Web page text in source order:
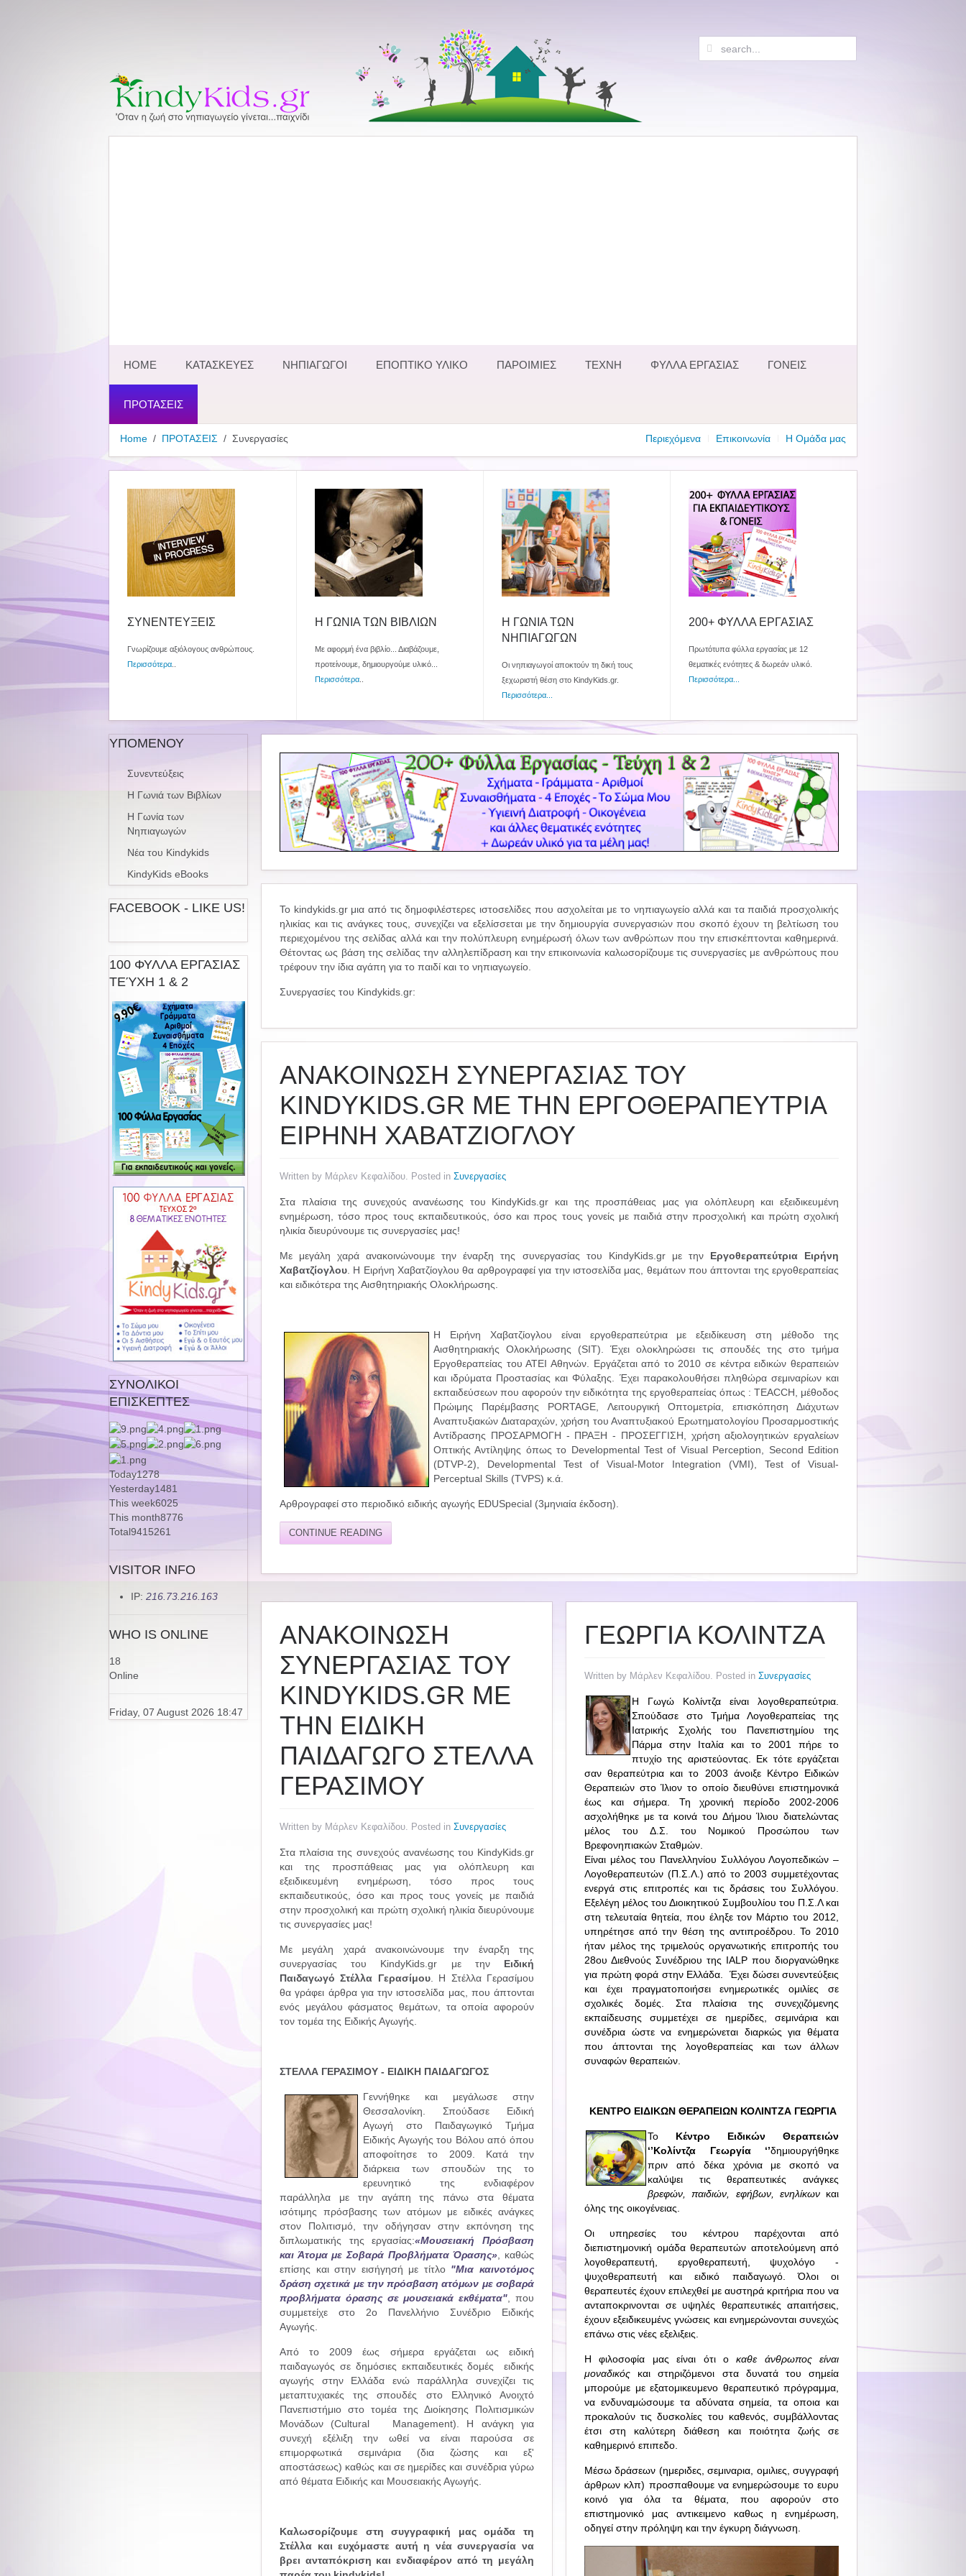
HOME ΚΑΤΑΣΚΕΥΕΣ ΝΗΠΙΑΓΩΓΟΙ ΕΠΟΠΤΙΚΟ ΥΛΙΚΟ ΠΑΡΟΙΜΙΕΣ ΤΕΧΝΗ ΦΥΛΛΑ ΕΡΓΑΣΙΑΣ ΓΟΝΕΙΣ
ΠΡΟΤΑΣΕΙΣ
Home ΠΡΟΤΑΣΕΙΣ Συνεργασίες Περιεχόμενα Επικοινωνία Η Ομάδα μας
ΣΥΝΕΝΤΕΥΞΕΙΣ
Γνωρίζουμε αξιόλογους ανθρώπους.
Περισσότερα
Η ΓΩΝΙΑ ΤΩΝ ΒΙΒΛΙΩΝ
Με αφορμή ένα βιβλίο... Διαβάζουμε,
προτείνουμε, δημιουργούμε υλικό...
Περισσότερα
Η ΓΩΝΙΑ ΤΩΝ
ΝΗΠΙΑΓΩΓΩΝ
Οι νηπιαγωγοί αποκτούν τη δική τους
ξεχωριστή θέση στο KindyKids.gr.
Περισσότερα...
200+ ΦΥΛΛΑ ΕΡΓΑΣΙΑΣ
Πρωτότυπα φύλλα εργασίας με 12
θεματικές ενότητες & δωρεάν υλικό.
Περισσότερα...
Το kindykids.gr μια από τις δημοφιλέστερες ιστοσελίδες που ασχολείται με το νηπιαγωγείο αλλά και τα παιδιά προσχολικής
ηλικίας και τις ανάγκες τους, συνεχίζει να εξελίσσεται με την δημιουργία συνεργασιών που σκοπό έχουν τη βελτίωση του
περιεχομένου της σελίδας αλλά και την πολύπλευρη ενημέρωσή όλων των ανθρώπων που την επισκέπτονται καθημερινά.
Θέτοντας ως βάση της σελίδας την αλληλεπίδραση και την επικοινωνία καλωσορίζουμε τις συνεργασίες με ανθρώπους που
τρέφουν την ίδια αγάπη για το παιδί και το νηπιαγωγείο.
Συνεργασίες του Kindykids.gr:
ΑΝΑΚΟΙΝΩΣΗ ΣΥΝΕΡΓΑΣΙΑΣ ΤΟΥ
KINDYKIDS.GR ΜΕ ΤΗΝ ΕΡΓΟΘΕΡΑΠΕΥΤΡΙΑ
ΕΙΡΗΝΗ ΧΑΒΑΤΖΙΟΓΛΟΥ
Written by Μάρλεν Κεφαλίδου. Posted in Συνεργασίες
Στα πλαίσια της συνεχούς ανανέωσης του KindyKids.gr και της προσπάθειας μας για ολόπλευρη και εξειδικευμένη
ενημέρωση, τόσο προς τους εκπαιδευτικούς, όσο και προς τους γονείς με παιδιά στην προσχολική και πρώτη σχολική
ηλικία διευρύνουμε τις συνεργασίες μας!
Με μεγάλη χαρά ανακοινώνουμε την έναρξη της συνεργασίας του KindyKids.gr με την Εργοθεραπεύτρια Ειρήνη
Χαβατζίογλου . Η Ειρήνη Χαβατζίογλου θα αρθρογραφεί για την ιστοσελίδα μας, θεμάτων που άπτονται της εργοθεραπείας
και ειδικότερα της Αισθητηριακής Ολοκλήρωσης.
Η Ειρήνη Χαβατζίογλου είναι εργοθεραπεύτρια με εξειδίκευση στη μέθοδο της
Αισθητηριακής Ολοκλήρωσης (SIT). Έχει ολοκληρώσει τις σπουδές της στο τμήμα
Εργοθεραπείας του ΑΤΕΙ Αθηνών. Εργάζεται από το 2010 σε κέντρα ειδικών θεραπειών
και ιδρύματα Προστασίας και Φύλαξης. Έχει παρακολουθήσει πληθώρα σεμιναρίων και
εκπαιδεύσεων που αφορούν την ειδικότητα της εργοθεραπείας όπως : TEACCH, μέθοδος
Πρώιμης Παρέμβασης PORTAGE, Λειτουργική Οπτομετρία, επισκόπηση Διάχυτων
Αναπτυξιακών Διαταραχών, χρήση του Αναπτυξιακού Ερωτηματολογίου Προσαρμοστικής
Αντίδρασης ΠΡΟΣΑΡΜΟΓΗ - ΠΡΑΞΗ - ΠΡΟΣΕΓΓΙΣΗ, χρήση αξιολογητικών εργαλείων
Οπτικής Αντίληψης όπως το Developmental Test of Visual Perception, Second Edition
(DTVP-2), Developmental Test of Visual-Motor Integration (VMI), Test of Visual-
Perceptual Skills (TVPS) κ.ά.
Αρθρογραφεί στο περιοδικό ειδικής αγωγής EDUSpecial (3μηνιαία έκδοση).
CONTINUE READING
ΑΝΑΚΟΙΝΩΣΗ
ΣΥΝΕΡΓΑΣΙΑΣ TOY
KINDYKIDS.GR ΜΕ
ΤΗΝ ΕΙΔΙΚΗ
ΠΑΙΔΑΓΩΓΟ ΣΤΕΛΛΑ
ΓΕΡΑΣΙΜΟΥ
Written by Μάρλεν Κεφαλίδου. Posted in Συνεργασίες
Στα πλαίσια της συνεχούς ανανέωσης του KindyKids.gr
και της προσπάθειας μας για ολόπλευρη και
εξειδικευμένη ενημέρωση, τόσο προς τους
εκπαιδευτικούς, όσο και προς τους γονείς με παιδιά
στην προσχολική και πρώτη σχολική ηλικία διευρύνουμε
τις συνεργασίες μας!
Με μεγάλη χαρά ανακοινώνουμε την έναρξη της
συνεργασίας του KindyKids.gr με την Ειδική
Παιδαγωγό Στέλλα Γερασίμου. Η Στέλλα Γερασίμου
θα γράφει άρθρα για την ιστοσελίδα μας, που άπτονται
ενός μεγάλου φάσματος θεμάτων, τα οποία αφορούν
τον τομέα της Ειδικής Αγωγής.
ΣΤΕΛΛΑ ΓΕΡΑΣΙΜΟΥ - ΕΙΔΙΚΗ ΠΑΙΔΑΓΩΓΟΣ
Γεννήθηκε και μεγάλωσε στην
Θεσσαλονίκη. Σπούδασε Ειδική
Αγωγή στο Παιδαγωγικό Τμήμα
Ειδικής Αγωγής του Βόλου από όπου
αποφοίτησε το 2009. Κατά την
διάρκεια των σπουδών της το
ερευνητικό της ενδιαφέρον
παράλληλα με την αγάπη της πάνω στα θέματα
ισότιμης πρόσβασης των ατόμων με ειδικές ανάγκες
στον Πολιτισμό, την οδήγησαν στην εκπόνηση της
διπλωματικής της εργασίας:«Μουσειακή Πρόσβαση
και Άτομα με Σοβαρά Προβλήματα Όρασης» , καθώς
επίσης και στην εισήγησή με τίτλο "Μια καινοτόμος
δράση σχετικά με την πρόσβαση ατόμων με σοβαρά
προβλήματα όρασης σε μουσειακά εκθέματα" , που
συμμετείχε στο 2ο Πανελλήνιο Συνέδριο Ειδικής
Αγωγής.
Από το 2009 έως σήμερα εργάζεται ως ειδική
παιδαγωγός σε δημόσιες εκπαιδευτικές δομές ειδικής
αγωγής στην Ελλάδα ενώ παράλληλα συνεχίζει τις
μεταπτυχιακές της σπουδές στο Ελληνικό Ανοιχτό
Πανεπιστήμιο στο τομέα της Διοίκησης Πολιτισμικών
Μονάδων (Cultural Management). Η ανάγκη για
συνεχή εξέλιξη την ωθεί να είναι παρούσα σε
επιμορφωτικά σεμινάρια (δια ζώσης και εξ'
αποστάσεως) καθώς και σε ημερίδες και συνέδρια γύρω
από θέματα Ειδικής και Μουσειακής Αγωγής.
Καλωσορίζουμε στη συγγραφική μας ομάδα τη
Στέλλα και ευχόμαστε αυτή η νέα συνεργασία να
βρει ανταπόκριση και ενδιαφέρον από τη μεγάλη
ΓΕΩΡΓΙΑ ΚΟΛΙΝΤΖΑ
Written by Μάρλεν Κεφαλίδου. Posted in Συνεργασίες
Η Γωγώ Κολίντζα είναι λογοθεραπεύτρια.
Σπούδασε στο Τμήμα Λογοθεραπείας της
Ιατρικής Σχολής του Πανεπιστημίου της
Πάρμα στην Ιταλία και το 2001 πήρε το
πτυχίο της αριστεύοντας. Εκ τότε εργάζεται
σαν θεραπεύτρια και το 2003 άνοιξε Κέντρο Ειδικών
Θεραπειών στο Ίλιον το οποίο διευθύνει επιστημονικά
έως και σήμερα. Τη χρονική περίοδο 2002-2006
ασχολήθηκε με τα κοινά του Δήμου Ίλιου διατελώντας
μέλος του Δ.Σ. του Νομικού Προσώπου των
Βρεφονηπιακών Σταθμών.
Είναι μέλος του Πανελληνίου Συλλόγου Λογοπεδικών –
Λογοθεραπευτών (Π.Σ.Λ.) από το 2003 συμμετέχοντας
ενεργά στις επιτροπές και τις δράσεις του Συλλόγου.
Εξελέγη μέλος του Διοικητικού Συμβουλίου του Π.Σ.Λ και
στη τελευταία θητεία, που έληξε τον Μάρτιο του 2012,
υπηρέτησε από την θέση της αντιπροέδρου. Το 2010
ήταν μέλος της τριμελούς οργανωτικής επιτροπής του
28ου Διεθνούς Συνέδριου της IALP που διοργανώθηκε
για πρώτη φορά στην Ελλάδα. Έχει δώσει συνεντεύξεις
και έχει πραγματοποιήσει ενημερωτικές ομιλίες σε
σχολικές δομές. Στα πλαίσια της συνεχιζόμενης
εκπαίδευσης συμμετέχει σε ημερίδες, σεμινάρια και
συνέδρια ώστε να ενημερώνεται διαρκώς για θέματα
που άπτονται της λογοθεραπείας και των άλλων
συναφών θεραπειών.
ΚΕΝΤΡΟ ΕΙΔΙΚΩΝ ΘΕΡΑΠΕΙΩΝ ΚΟΛΙΝΤΖΑ ΓΕΩΡΓΙΑ
Το Κέντρο Ειδικών Θεραπειών
‘’Κολίντζα Γεωργία ‘’δημιουργήθηκε
πριν από δέκα χρόνια με σκοπό να
καλύψει τις θεραπευτικές ανάγκες
βρεφών, παιδιών, εφήβων, ενηλίκωνκαι
όλης της οικογένειας.
Οι υπηρεσίες του κέντρου παρέχονται από
διεπιστημονική ομάδα θεραπευτών αποτελούμενη από
λογοθεραπευτή, εργοθεραπευτή, ψυχολόγο -
ψυχοθεραπευτή και ειδικό παιδαγωγό. Όλοι οι
θεραπευτές έχουν επιλεχθεί με αυστηρά κριτήρια που να
ανταποκρινονται σε υψηλές θεραπευτικές απαιτήσεις,
έχουν εξειδικευμένς γνώσεις και ενημερώνονται συνεχώς
επάνω στις νέες εξελιξεις.
Η φιλοσοφία μας είναι ότι οκαθε άνθρωπος είναι
μοναδικός και στηριζόμενοι στα δυνατά του σημεία
μπορούμε με εξατομικευμενο θεραπευτικό πρόγραμμα,
να ενδυναμώσουμε τα αδύνατα σημεία, τα οποια και
προκαλούν τις δυσκολίες του καθενός, συμβάλλοντας
έτσι στη καλύτερη διάθεση και ποιότητα ζωής σε
καθημερινό επιπεδο.
Μέσω δράσεων (ημεριδες, σεμιναρια, ομιλιες, συγγραφή
άρθρων κλπ) προσπαθουμε να ενημερώσουμε το ευρυ
κοινό για όλα τα θέματα, που αφορούν στο
επιστημονικό μας αντικειμενο καθως η ενημέρωση,
οδηγεί στην πρόληψη και την έγκυρη διάγνωση.
ΥΠΟΜΕΝΟΥ
Συνεντεύξεις
Η Γωνιά των Βιβλίων
Η Γωνία των
Νηπιαγωγών
Νέα του Kindykids
KindyKids eBooks
FACEBOOK - LIKE US!
100 ΦΥΛΛΑ ΕΡΓΑΣΙΑΣ
ΤΕΎΧΗ 1 & 2
ΣΥΝΟΛΙΚΟΙ
ΕΠΙΣΚΕΠΤΕΣ
Today1278
Yesterday1481
This week6025
This month8776
Total9415261
VISITOR INFO
IP: 216.73.216.163
WHO IS ONLINE
18
Online
Friday, 07 August 2026 18:47